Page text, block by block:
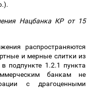
Нацбанка КР от 15
распространяются
и мерные слитки из
подпункте 1.2.1 пункта
банкам не
с драгоценными